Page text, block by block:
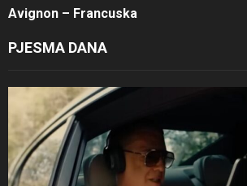
Avignon – Francuska
PJESMA DANA